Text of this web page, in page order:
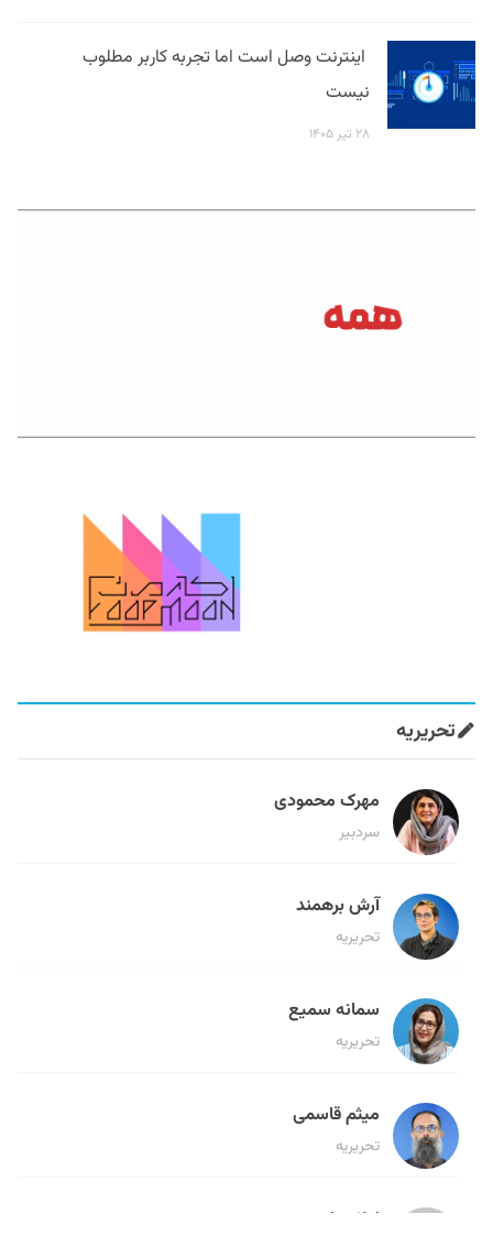
اینترنت وصل است اما تجربه کاربر مطلوب
نیست
۲۸ تیر ۱۴۰۵
تحریریه
مهرک محمودی
سردبیر
آرش برهمند
تحریریه
سمانه سمیع
تحریریه
میثم قاسمی
تحریریه
لیلا حنارود